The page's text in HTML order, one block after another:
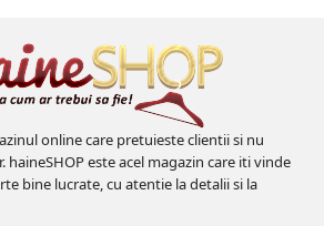
online care pretuieste clientii si nu
haineSHOP este acel magazin care iti vinde
bine lucrate, cu atentie la detalii si la